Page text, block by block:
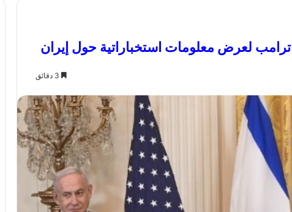
ترامب لعرض معلومات استخباراتية حول إيران